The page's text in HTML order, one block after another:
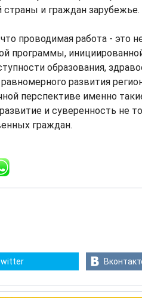
и граждан зарубежье.
проводимая работа - это
программы,
образования,
развития
перспективе именно
и суверенность не
граждан.